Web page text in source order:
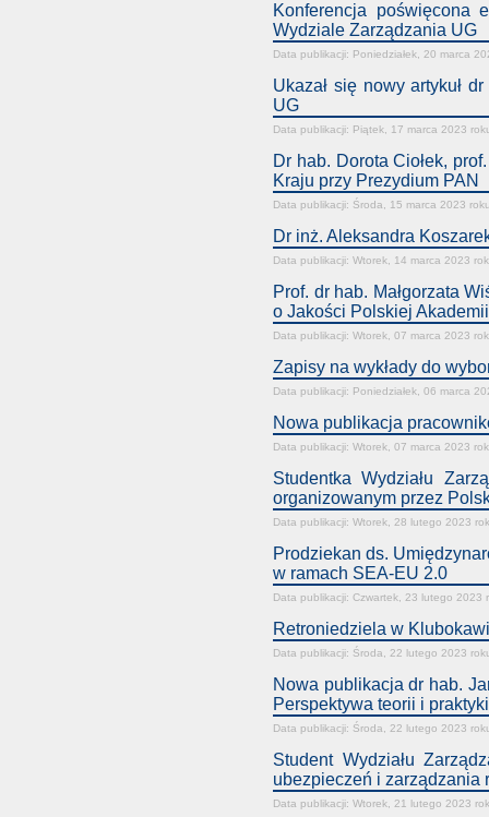
Konferencja poświęcona
Wydziale Zarządzania UG
Data publikacji: Poniedziałek, 20 marca
Ukazał się nowy artykuł
UG
Data publikacji: Piątek, 17 marca 2023
Dr hab. Dorota Ciołek,
Kraju przy Prezydium PAN
Data publikacji: Środa, 15 marca 2023
Dr inż. Aleksandra
Data publikacji: Wtorek, 14 marca 2023
Prof. dr hab. Małgorzata
o Jakości Polskiej
Data publikacji: Wtorek, 07 marca 2023
Zapisy na wykłady do
Data publikacji: Poniedziałek, 06 marca
Nowa publikacja
Data publikacji: Wtorek, 07 marca 2023
Studentka Wydziału
organizowanym przez
Data publikacji: Wtorek, 28 lutego 2023
Prodziekan ds.
w ramach SEA-EU 2.0
Data publikacji: Czwartek, 23 lutego 2023
Retroniedziela w
Data publikacji: Środa, 22 lutego 2023
Nowa publikacja dr hab.
Perspektywa teorii i
Data publikacji: Środa, 22 lutego 2023
Student Wydziału
ubezpieczeń i zarządzania
Data publikacji: Wtorek, 21 lutego 2023